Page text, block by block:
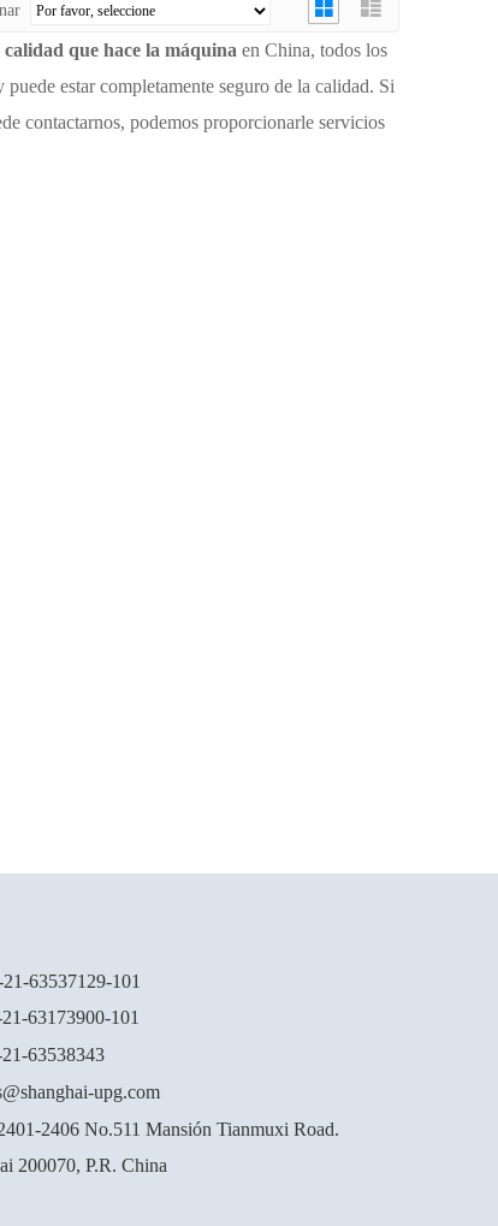
que hace la máquina en China, todos los
estar completamente seguro de la calidad. Si
contactarnos, podemos proporcionarle servicios
63537129-101
63173900-101
63538343
upg.com
2406 No.511 Mansión Tianmuxi Road.
200070, P.R. China